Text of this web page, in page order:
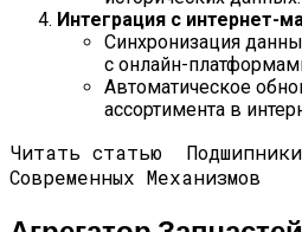
Интеграция с интернет-
Синхронизация
с онлайн-
Автоматическое
ассортимента в
Читать статью
Современных Механизмов